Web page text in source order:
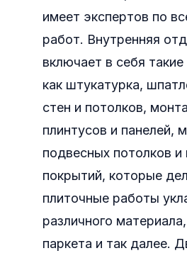
имеет экспертов по
работ. Внутренняя
включает в себя
как штукатурка,
стен и потолков,
плинтусов и панелей,
подвесных потолков и
покрытий, которые
плиточные работы
различного
паркета и так далее.